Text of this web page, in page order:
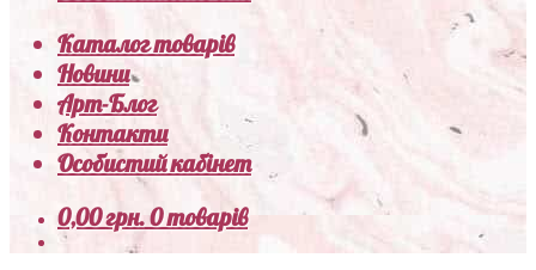
Каталог товарів
Новини
Арт-Блог
Контакти
Особистий кабінет
0,00грн.0 товарів